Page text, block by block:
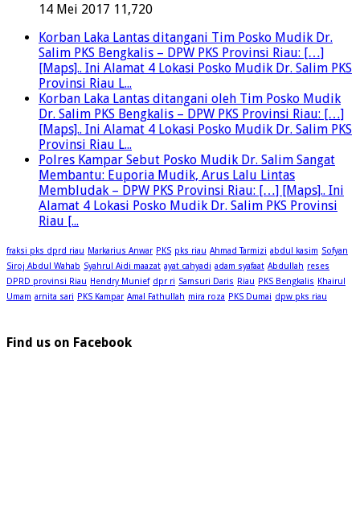
14 Mei 2017 11,720
Korban Laka Lantas ditangani Tim Posko Mudik Dr.
Salim PKS Bengkalis – DPW PKS Provinsi Riau: […]
[Maps].. Ini Alamat 4 Lokasi Posko Mudik Dr. Salim PKS
Provinsi Riau L...
Korban Laka Lantas ditangani oleh Tim Posko Mudik
Dr. Salim PKS Bengkalis – DPW PKS Provinsi Riau: […]
[Maps].. Ini Alamat 4 Lokasi Posko Mudik Dr. Salim PKS
Provinsi Riau L...
Polres Kampar Sebut Posko Mudik Dr. Salim Sangat
Membantu: Euporia Mudik, Arus Lalu Lintas
Membludak – DPW PKS Provinsi Riau: […] [Maps].. Ini
Alamat 4 Lokasi Posko Mudik Dr. Salim PKS Provinsi
Riau [...
fraksi pks dprd riau Markarius Anwar PKS pks riau Ahmad Tarmizi abdul kasim Sofyan
Siroj Abdul Wahab Syahrul Aidi maazat ayat cahyadi adam syafaat Abdullah reses
DPRD provinsi Riau Hendry Munief dpr ri Samsuri Daris Riau PKS Bengkalis Khairul
Umam arnita sari PKS Kampar Amal Fathullah mira roza PKS Dumai dpw pks riau
Find us on Facebook